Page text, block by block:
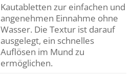
Kautabletten zur einfachen und
angenehmen Einnahme ohne
Wasser. Die Textur ist darauf
ausgelegt, ein schnelles
Auflösen im Mund zu
ermöglichen.